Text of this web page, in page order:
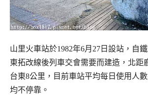
山里火車站於1982年6月27日設站，自
東拓改線後列車交會需要而建造，北距
台東8公里，目前車站平均每日使用人
均不停靠。